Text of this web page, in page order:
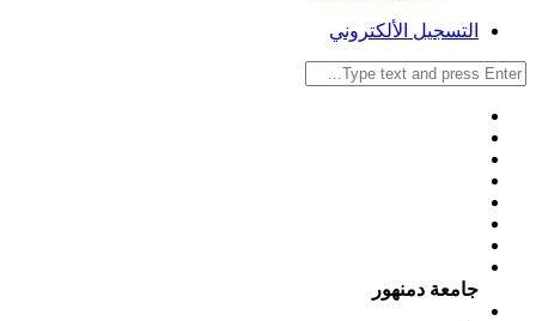
التسجيل الألكتروني
جامعة دمنهور